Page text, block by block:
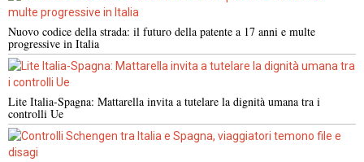
Nuovo codice della strada: il futuro della patente a 17 anni e multe
progressive in Italia
Lite Italia-Spagna: Mattarella invita a tutelare la dignità umana tra i
controlli Ue